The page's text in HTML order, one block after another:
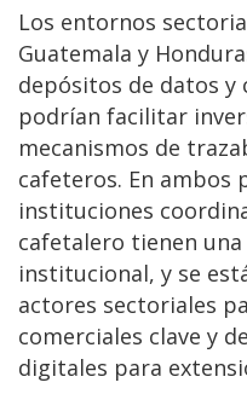
Los entornos
Guatemala y
depósitos de datos y
podrían facilitar
mecanismos de
cafeteros. En ambos
instituciones
cafetalero tienen
institucional, y se
actores sectoriales
comerciales clave y
digitales para